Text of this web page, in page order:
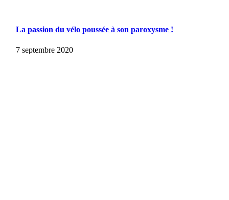
La passion du vélo poussée à son paroxysme !
7 septembre 2020